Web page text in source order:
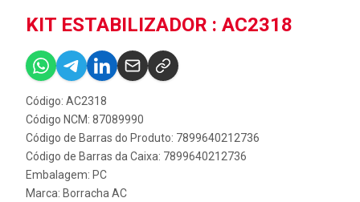
KIT ESTABILIZADOR : AC2318
Código: AC2318
Código NCM: 87089990
Código de Barras do Produto: 7899640212736
Código de Barras da Caixa: 7899640212736
Embalagem: PC
Marca: Borracha AC